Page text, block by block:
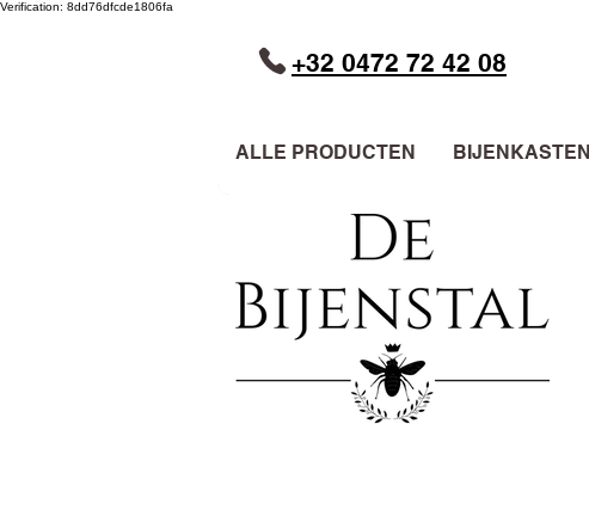
Verification: 8dd76dfcde1806fa
+32 0472 72 42 08
ALLE PRODUCTEN BIJENKASTEN